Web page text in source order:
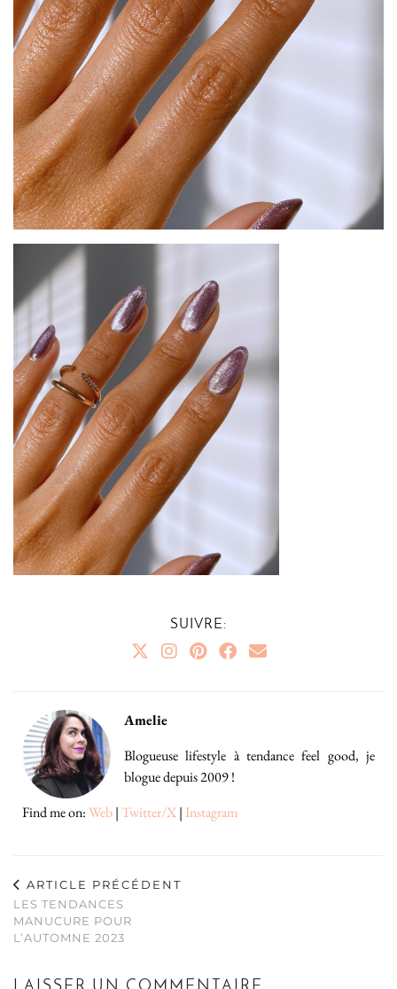
SUIVRE:
Amelie
Blogueuse lifestyle à tendance feel good, je
blogue depuis 2009 !
Find me on:Web|Twitter/X| Instagram
ARTICLE PRÉCÉDENT
LES TENDANCES
MANUCURE POUR
L’AUTOMNE 2023